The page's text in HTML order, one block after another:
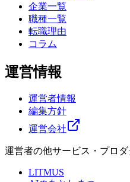
企業一覧
職種一覧
転職理由
コラム
運営情報
運営者情報
編集方針
運営会社
運営者の他サービス・プロダ
LITMUS